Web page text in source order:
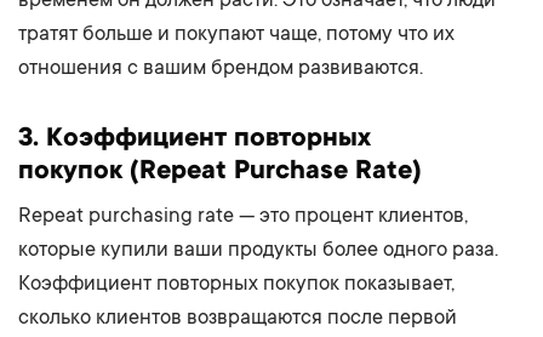
тратят больше и покупают чаще, потому что их
отношения с вашим брендом развиваются.
3. Коэффициент повторных
покупок (Repeat Purchase Rate)
Repeat purchasing rate — это процент клиентов,
которые купили ваши продукты более одного раза.
Коэффициент повторных покупок показывает,
сколько клиентов возвращаются после первой